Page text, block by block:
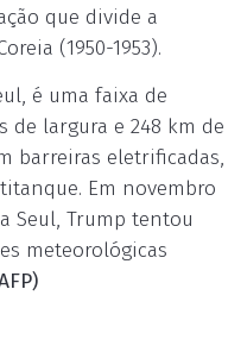
que divide a
(1950-1953).
é uma faixa de
largura e 248 km de
barreiras eletrificadas,
Em novembro
Seul, Trump tentou
meteorológicas